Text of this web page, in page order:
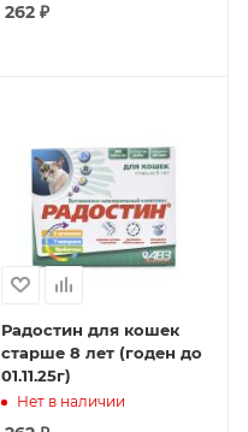
262₽
Радостин для кошек
старше 8 лет (годен до
01.11.25г)
Нет в наличии